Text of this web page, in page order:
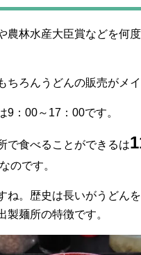
農林水産大臣賞などを何
ちろんうどんの販売がメイ
9：00～17：00です。
で食べることができるは
なのです。
ね。歴史は長いがうどん
製麺所の特徴です。